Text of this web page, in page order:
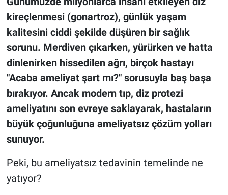
kireçlenmesi (gonartroz), günlük yaşam
kalitesini ciddi şekilde düşüren bir sağlık
sorunu. Merdiven çıkarken, yürürken ve hatta
dinlenirken hissedilen ağrı, birçok hastayı
"Acaba ameliyat şart mı?" sorusuyla baş başa
bırakıyor. Ancak modern tıp, diz protezi
ameliyatını son evreye saklayarak, hastaların
büyük çoğunluğuna ameliyatsız çözüm yolları
sunuyor.
Peki, bu ameliyatsız tedavinin temelinde ne
yatıyor?
Gündem Özel
Günün görüntüsü
Haber
İlan
Kimdir
Kültür Sanat